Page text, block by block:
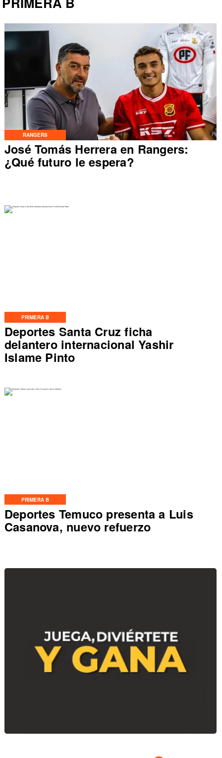
RANGERS
José Tomás Herrera en Rangers:
¿Qué futuro le espera?
PRIMERA B
Deportes Santa Cruz ficha
delantero internacional Yashir
Islame Pinto
PRIMERA B
Deportes Temuco presenta a Luis
Casanova, nuevo refuerzo